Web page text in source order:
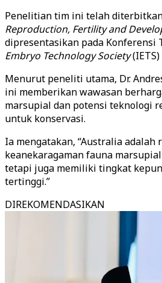
Penelitian tim ini telah
Reproduction, Fertility and
dipresentasikan pada Konferensi
Embryo Technology Society(IETS)
Menurut peneliti utama, Dr.
ini memberikan wawasan
marsupial dan potensi teknologi
untuk konservasi.
Ia mengatakan, “Australia adalah
keanekaragaman fauna
tetapi juga memiliki tingkat
tertinggi.”
DIREKOMENDASIKAN